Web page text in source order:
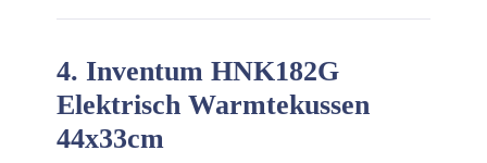
4. Inventum HNK182G
Elektrisch Warmtekussen
44x33cm